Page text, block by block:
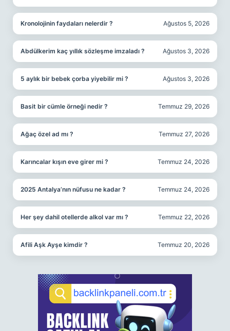
Kronolojinin faydaları nelerdir ? Ağustos 5, 2026
Abdülkerim kaç yıllık sözleşme imzaladı ? Ağustos 3, 2026
5 aylık bir bebek çorba yiyebilir mi ? Ağustos 3, 2026
Basit bir cümle örneği nedir ? Temmuz 29, 2026
Ağaç özel ad mı ? Temmuz 27, 2026
Karıncalar kışın eve girer mi ? Temmuz 24, 2026
2025 Antalya’nın nüfusu ne kadar ? Temmuz 24, 2026
Her şey dahil otellerde alkol var mı ? Temmuz 22, 2026
Afili Aşk Ayşe kimdir ? Temmuz 20, 2026